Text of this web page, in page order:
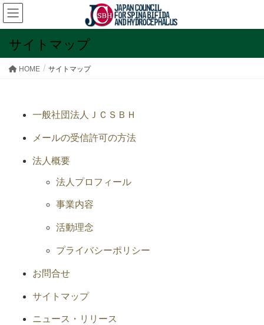
サイトマップ
HOME サイトマップ
一般社団法人ＪＣＳＢＨ
メールの受信許可の方法
法人概要
法人プロフィール
事業内容
活動理念
プライバシーポリシー
お問合せ
サイトマップ
ニュース・リリース